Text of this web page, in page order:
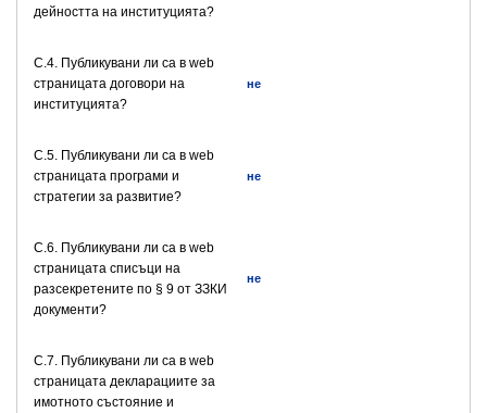
дейността на институцията?
C.4. Публикувани ли са в web
страницата договори на
институцията?
не
C.5. Публикувани ли са в web
страницата програми и
стратегии за развитие?
не
C.6. Публикувани ли са в web
страницата списъци на
разсекретените по § 9 от ЗЗКИ
документи?
не
C.7. Публикувани ли са в web
страницата декларациите за
имотното състояние и